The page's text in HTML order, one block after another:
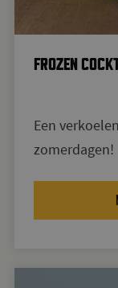
FROZEN
Een
zomerdagen!